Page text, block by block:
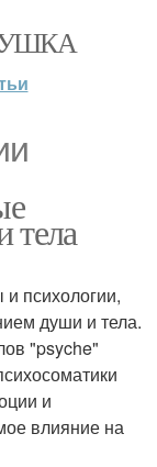
тела
психологии,
души и тела.
"psyche"
и
влияние на